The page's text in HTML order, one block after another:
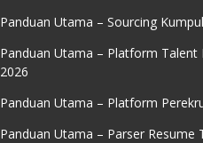
Panduan Utama – Sourcing
Panduan Utama – Platform Talent
2026
Panduan Utama – Platform
Panduan Utama – Parser Resume